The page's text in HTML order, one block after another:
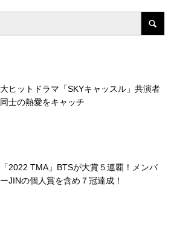
大ヒットドラマ「SKYキャッスル」共演者
同士の熱愛をキャッチ
「2022 TMA」BTSが大賞５連覇！メンバ
ーJINの個人賞を含め７冠達成！